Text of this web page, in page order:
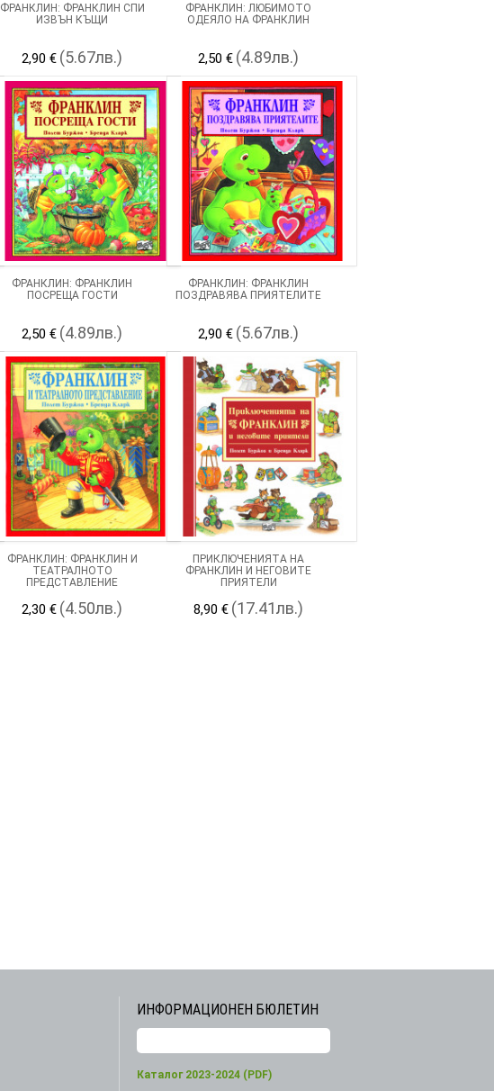
ФРАНКЛИН: ФРАНКЛИН СПИ
ИЗВЪН КЪЩИ
2,90 € (5.67лв.)
ФРАНКЛИН: ЛЮБИМОТО
ОДЕЯЛО НА ФРАНКЛИН
2,50 € (4.89лв.)
ФРАНКЛИН: ФРАНКЛИН
ПОСРЕЩА ГОСТИ
2,50 € (4.89лв.)
ФРАНКЛИН: ФРАНКЛИН
ПОЗДРАВЯВА ПРИЯТЕЛИТЕ
2,90 € (5.67лв.)
ФРАНКЛИН: ФРАНКЛИН И
ТЕАТРАЛНОТО
ПРЕДСТАВЛЕНИЕ
2,30 € (4.50лв.)
ПРИКЛЮЧЕНИЯТА НА
ФРАНКЛИН И НЕГОВИТЕ
ПРИЯТЕЛИ
8,90 € (17.41лв.)
ИНФОРМАЦИОНЕН БЮЛЕТИН
Каталог 2023-2024 (PDF)